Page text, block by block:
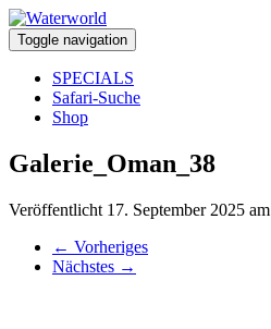
Toggle navigation
SPECIALS
Safari-Suche
Shop
Galerie_Oman_38
Veröffentlicht 17. September 2025 am
← Vorheriges
Nächstes →